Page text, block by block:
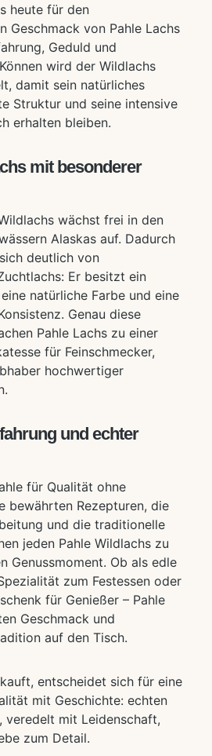
heute für den
Geschmack von Pahle Lachs
Geduld und
wird der Wildlachs
damit sein natürliches
Struktur und seine intensive
erhalten bleiben.
mit besonderer
wächst frei in den
Alaskas auf. Dadurch
deutlich von
Er besitzt ein
natürliche Farbe und eine
Genau diese
Pahle Lachs zu einer
für Feinschmecker,
hochwertiger
und echter
für Qualität ohne
bewährten Rezepturen, die
und die traditionelle
jeden Pahle Wildlachs zu
Genussmoment. Ob als edle
zum Festessen oder
für Genießer – Pahle
Geschmack und
auf den Tisch.
entscheidet sich für eine
mit Geschichte: echten
veredelt mit Leidenschaft,
zum Detail.